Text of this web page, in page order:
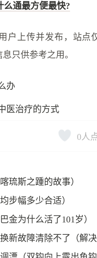
么通最方便最快?
户上传并发布，站点
只供参考之用。
办
医治疗的方式
0 人
琉斯之踵的故事）
步幅多少合适）
金为什么活了101岁）
新故障清除不了（解决